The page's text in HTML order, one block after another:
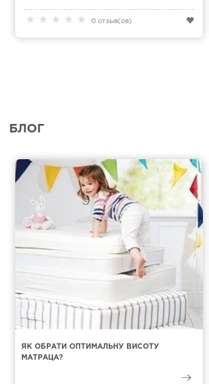
★ ★ ★ ★ ★ 0 отзыв(ов)
БЛОГ
ЯК ОБРАТИ ОПТИМАЛЬНУ ВИСОТУ
МАТРАЦА?